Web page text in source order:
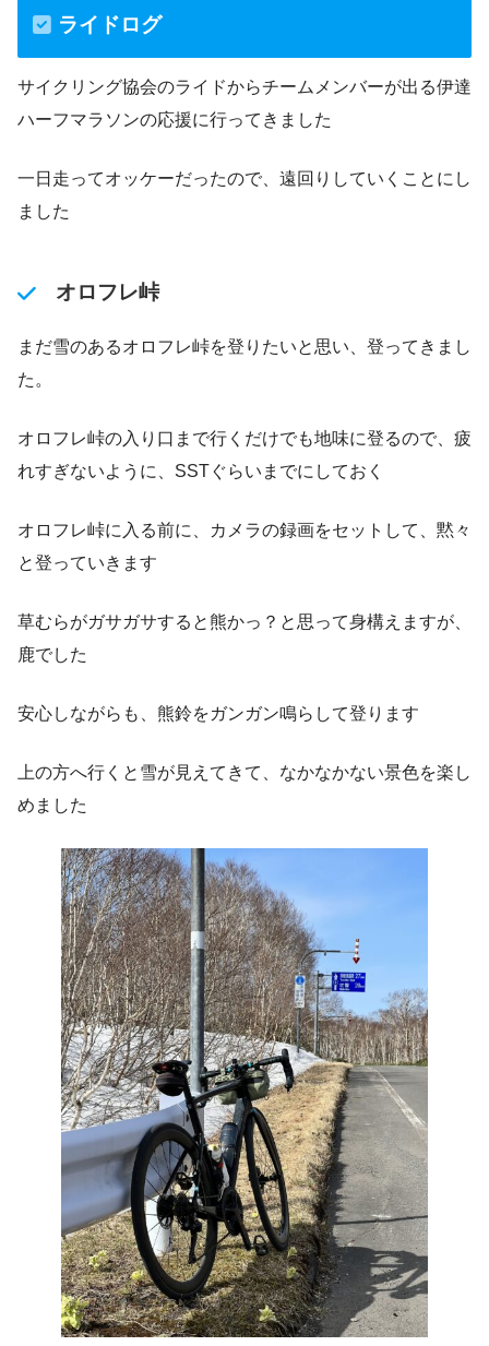
ライドログ
サイクリング協会のライドからチームメンバーが出る伊達
ハーフマラソンの応援に行ってきました
一日走ってオッケーだったので、遠回りしていくことにし
ました
オロフレ峠
まだ雪のあるオロフレ峠を登りたいと思い、登ってきまし
た。
オロフレ峠の入り口まで行くだけでも地味に登るので、疲
れすぎないように、SSTぐらいまでにしておく
オロフレ峠に入る前に、カメラの録画をセットして、黙々
と登っていきます
草むらがガサガサすると熊かっ？と思って身構えますが、
鹿でした
安心しながらも、熊鈴をガンガン鳴らして登ります
上の方へ行くと雪が見えてきて、なかなかない景色を楽し
めました